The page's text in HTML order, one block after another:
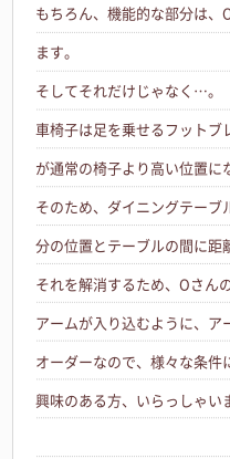
もちろん、機能的な部分は
ます。
そしてそれだけじゃなく…。
車椅子は足を乗せるフット
が通常の椅子より高い位置に
そのため、ダイニングテーブ
分の位置とテーブルの間に距
それを解消するため、Oさん
アームが入り込むように、ア
オーダーなので、様々な条件
興味のある方、いらっしゃい